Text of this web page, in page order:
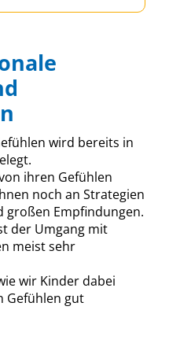
wird bereits in
ihren Gefühlen
noch an Strategien
großen Empfindungen.
der Umgang mit
meist sehr
wir Kinder dabei
Gefühlen gut